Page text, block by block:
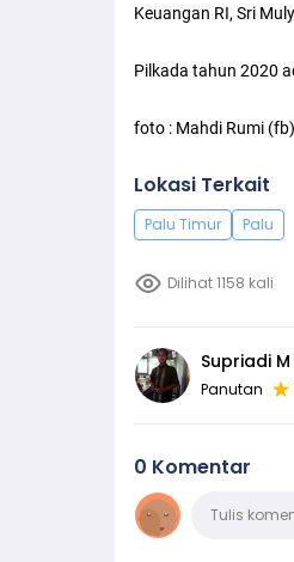
Keuangan RI, Sri
Pilkada tahun 2020
foto : Mahdi Rumi (fb)
Lokasi Terkait
Palu Timur Palu
Dilihat 1158 kali
Supriadi
Panutan
0 Komentar
KomentarTulis